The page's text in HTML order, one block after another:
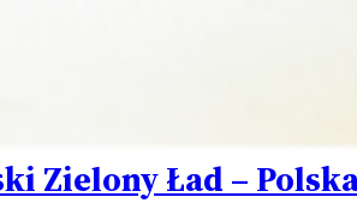
Zielony Ład –